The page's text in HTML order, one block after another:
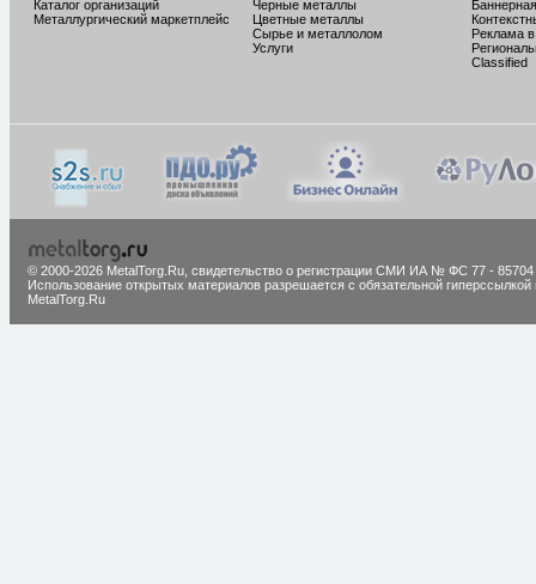
Каталог организаций
Металлургический маркетплейс
Черные металлы
Цветные металлы
Сырье и металлолом
Услуги
Реклама
Classified
© 2000-2026 MetalTorg.Ru, cвидетельство о регистрации СМИ ИА № ФС 77 - 85704
Использование открытых материалов разрешается с обязательной гиперссылкой
MetalTorg.Ru